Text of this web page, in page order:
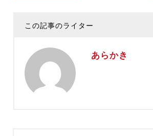
この記事のライター
あらかき